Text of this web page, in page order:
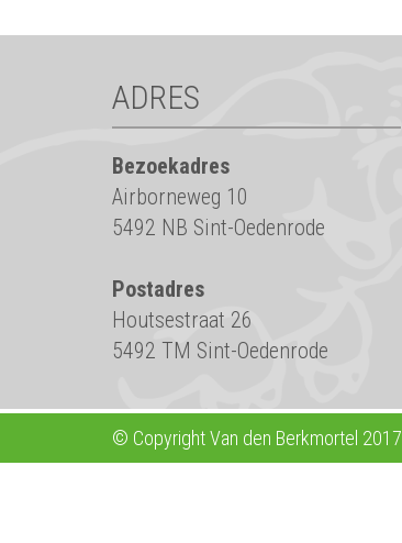
ADRES
Bezoekadres
Airborneweg 10
5492 NB Sint-Oedenrode
Postadres
Houtsestraat 26
5492 TM Sint-Oedenrode
© Copyright Van den Berkmortel 2017